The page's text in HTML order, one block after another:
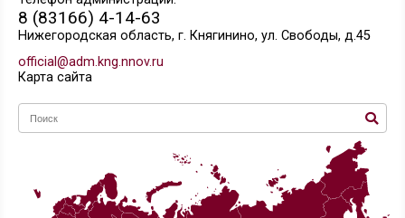
Понедельник: - выходной
Вторник: 9.00 до 13.00 и с 15.00 до 18.00
Среда: с 9.00 до 13.00.
Четверг: с 9.00 до 13.00.
Пятница: 9.00 до 13.00 и с 15.00 до 18.00
Суббота: с 9.00 до 13.00.
Воскресенье: выходной
Телефон для консультирования и
8(83166)4-27-43.